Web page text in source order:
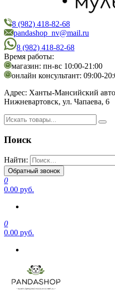
PandaShop
Интернет-магазин косметики
8 (982) 418-82-68
pandashop_nv@mail.ru
8 (982) 418-82-68
Время работы:
магазин: пн-вс 10:00-21:00
онлайн консультант: 09:00-
Адрес: Ханты-Мансийский
Нижневартовск, ул. Чапаева, 6
Поиск
Найти:
Обратный звонок
0
0.00 руб.
0
0.00 руб.